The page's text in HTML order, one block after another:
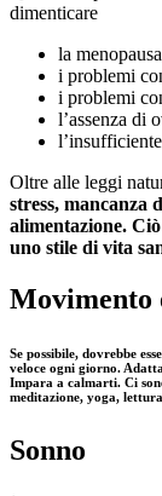
dimenticare
la
i problemi
i problemi
l’assenza di
Oltre alle leggi
stress, mancanza
alimentazione.
uno stile di vita
Movimento
Se possibile, dovrebbe
veloce ogni giorno.
Impara a calmarti. Ci
meditazione, yoga,
Sonno